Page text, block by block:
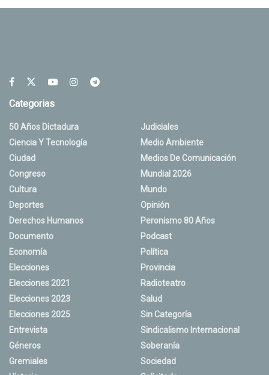
Categorias
50 Años Dictadura
Ciencia Y Tecnología
Ciudad
Congreso
Cultura
Deportes
Derechos Humanos
Documento
Economía
Elecciones
Elecciones 2021
Elecciones 2023
Elecciones 2025
Entrevista
Géneros
Gremiales
Judiciales
Medio Ambiente
Medios De Comunicación
Mundial 2026
Mundo
Opinión
Peronismo 80 Años
Podcast
Política
Provincia
Radioteatro
Salud
Sin Categoría
Sindicalismo Internacional
Soberanía
Sociedad